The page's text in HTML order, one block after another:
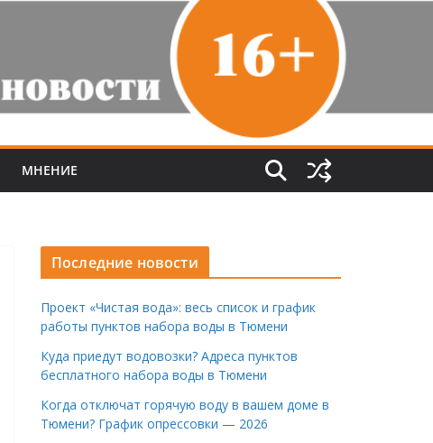
МНЕНИЕ
Последние новости
Проект «Чистая вода»: весь список и график
работы пунктов набора воды в Тюмени
Куда приедут водовозки? Адреса пунктов
бесплатного набора воды в Тюмени
Когда отключат горячую воду в вашем доме в
Тюмени? График опрессовки — 2026